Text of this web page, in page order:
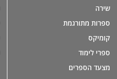
שירה
ספרות מתורגמת
קומיקס
ספרי לימוד
מצעד הספרים